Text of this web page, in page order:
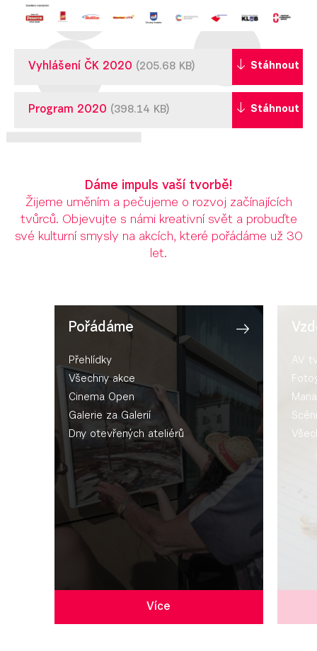
Vyhlášení ČK 2020 (205.68 KB) Stáhnout
Program 2020 (398.14 KB) Stáhnout
Dáme impuls vaší tvorbě!
Žijeme uměním a pečujeme o rozvoj začínajících
tvůrců. Objevujte s námi kreativní svět a probuďte
své kulturní smysly na akcích, které pořádáme už 30
let.
Pořádáme
Přehlídky
Všechny akce
Cinema Open
Galerie za Galerií
Dny otevřených ateliérů
Více
AV